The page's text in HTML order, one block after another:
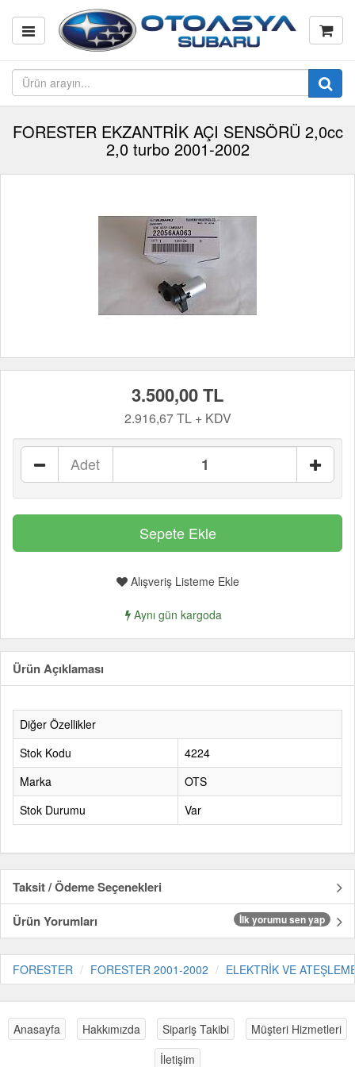
FORESTER EKZANTRİK AÇI SENSÖRÜ 2,0cc
2,0 turbo 2001-2002
3.500,00 TL
2.916,67 TL + KDV
Adet
Alışveriş Listeme Ekle
Aynı gün kargoda
Ürün Açıklaması
Diğer Özellikler
Stok Kodu
4224
Marka
OTS
Stok Durumu
Var
Taksit / Ödeme Seçenekleri
Ürün Yorumları
İlk yorumu sen yap
FORESTER FORESTER 2001-2002 ELEKTRİK VE
Anasayfa Hakkımızda Sipariş Takibi
Müşteri Hizmetleri
İletişim